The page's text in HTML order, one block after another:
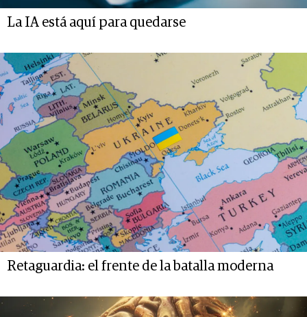
La IA está aquí para quedarse
Retaguardia: el frente de la batalla moderna